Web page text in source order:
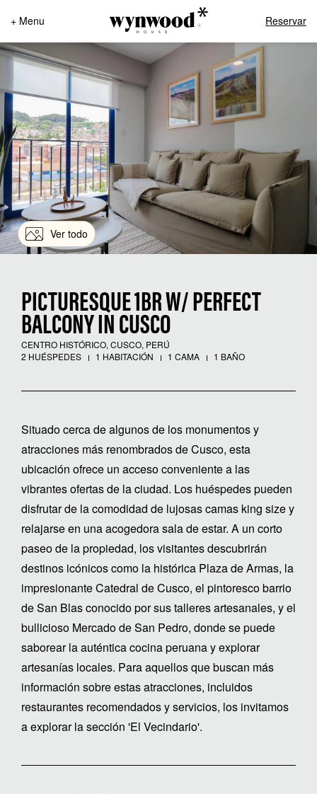
+ Menu Reservar
Ver todo
PICTURESQUE 1BR W/ PERFECT
BALCONY IN CUSCO
CENTRO HISTÓRICO, CUSCO, PERÚ
2 HUÉSPEDES
1 HABITACIÓN 1 CAMA 1 BAÑO
Situado cerca de algunos de los monumentos y
atracciones más renombrados de Cusco, esta
ubicación ofrece un acceso conveniente a las
vibrantes ofertas de la ciudad. Los huéspedes pueden
disfrutar de la comodidad de lujosas camas king size y
relajarse en una acogedora sala de estar. A un corto
paseo de la propiedad, los visitantes descubrirán
destinos icónicos como la histórica Plaza de Armas, la
impresionante Catedral de Cusco, el pintoresco barrio
de San Blas conocido por sus talleres artesanales, y el
bullicioso Mercado de San Pedro, donde se puede
saborear la auténtica cocina peruana y explorar
artesanías locales. Para aquellos que buscan más
información sobre estas atracciones, incluidos
restaurantes recomendados y servicios, los invitamos
a explorar la sección 'El Vecindario'.